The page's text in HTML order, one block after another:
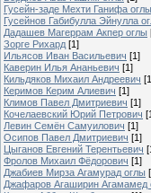
Гусейн-заде Мехти Ганифа оглы
Гусейнов Габибулла Эйнулла
Дадашев Магеррам Акпер оглы
Зорге Рихард [1]
Ильясов Иван Васильевич [1]
Каверин Илья Ананьевич [1]
Кильдяков Михаил Андреевич
Керимов Керим Алиевич [1]
Климов Павел Дмитриевич [1]
Кочелаевский Юрий Петрович
Левин Семён Самуилович [1]
Осипов Павел Дмитриевич [1]
Цыганов Евгений Терентьевич
Фролов Михаил Фёдорович [1]
Джабиев Мирза Агамурад оглы
Джафаров Агаширин Агамамед